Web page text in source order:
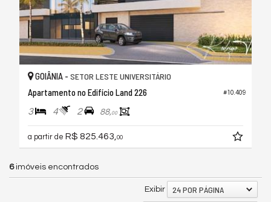
#10.409
GOIÂNIA - SETOR LESTE UNIVERSITÁRIO
Apartamento no Edifício Land 226
3 4 2 88,00
a partir de R$ 825.463, 00
6imóveis encontrados
Exibir 24 POR PÁGINA